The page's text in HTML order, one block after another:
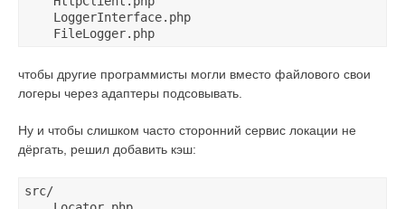
    LoggerInterface.php
чтобы другие программисты могли вместо файлового свои
логеры через адаптеры подсовывать.
Ну и чтобы слишком часто сторонний сервис локации не
дёргать, решил добавить кэш:
src/